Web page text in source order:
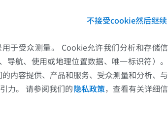
不接受cookie然后继续
于受众测量。 Cookie允许我们分析和存储信
航、使用或地理位置数据、唯一标识符）。
内容提供、产品和服务、受众测量和分析、与
力。 请参阅我们的隐私政策，查看有关详细信